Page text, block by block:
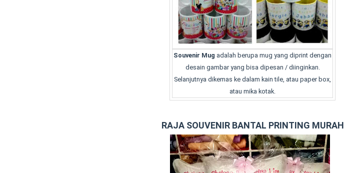
Souvenir Mug adalah berupa mug yang diprint dengan
desain gambar yang bisa dipesan / diinginkan.
Selanjutnya dikemas ke dalam kain tile, atau paper box,
atau mika kotak.
RAJA SOUVENIR BANTAL PRINTING MURAH